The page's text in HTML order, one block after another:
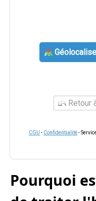
Retour
CGU - Confidentialité-
Pourquoi